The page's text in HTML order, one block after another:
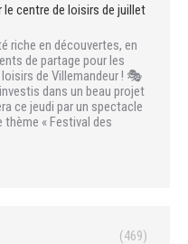
le centre de loisirs de juillet
riche en découvertes, en
de partage pour les
de Villemandeur ! 🎭
dans un beau projet
ce jeudi par un spectacle
thème « Festival des
(469)